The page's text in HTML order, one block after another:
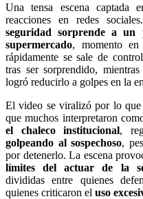
Una tensa escena captada
reacciones en redes
seguridad sorprende a un
supermercado, momento
rápidamente se sale de
tras ser sorprendido, mientras
logró reducirlo a golpes en la
El video se viralizó por lo que
que muchos interpretaron
el chaleco institucional,
golpeando al sospechoso,
por detenerlo. La escena
límites del actuar de la
divididas entre quienes
quienes criticaron el uso